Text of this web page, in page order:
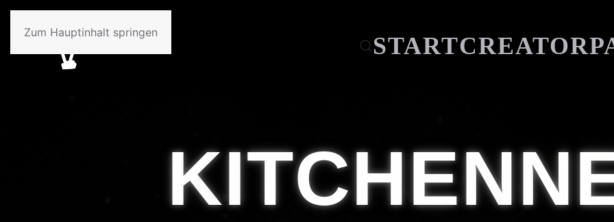
Zum Hauptinhalt springen
STARTCREATOR